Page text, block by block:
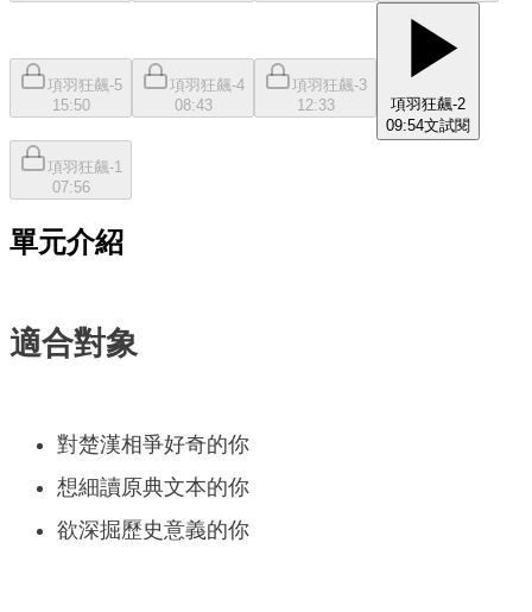
項羽狂飆-5
15:50
項羽狂飆-4
08:43
項羽狂飆-3
12:33
項羽狂飆-2
09:54文試閱
項羽狂飆-1
07:56
單元介紹
適合對象
對楚漢相爭好奇的你
想細讀原典文本的你
欲深掘歷史意義的你